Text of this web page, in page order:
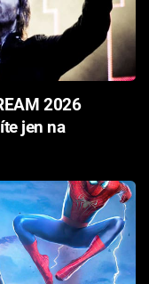
2026
jen na